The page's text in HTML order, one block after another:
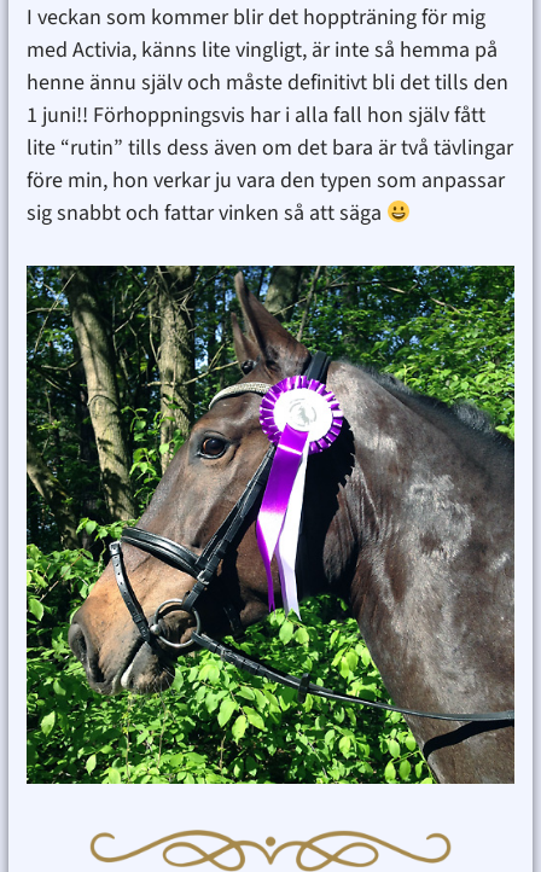
I veckan som kommer blir det hoppträning för mig
med Activia, känns lite vingligt, är inte så hemma på
henne ännu själv och måste definitivt bli det tills den
1 juni!! Förhoppningsvis har i alla fall hon själv fått
lite “rutin” tills dess även om det bara är två tävlingar
före min, hon verkar ju vara den typen som anpassar
sig snabbt och fattar vinken så att säga